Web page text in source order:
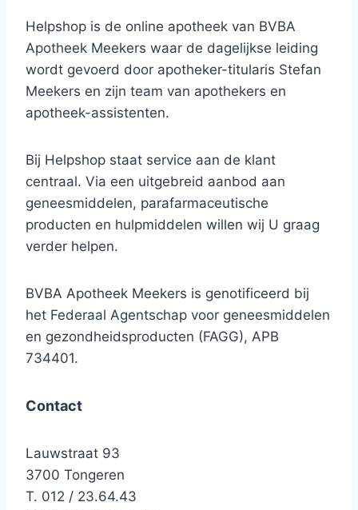
Helpshop is de online apotheek van BVBA
Apotheek Meekers waar de dagelijkse leiding
wordt gevoerd door apotheker-titularis Stefan
Meekers en zijn team van apothekers en
apotheek-assistenten.
Bij Helpshop staat service aan de klant
centraal. Via een uitgebreid aanbod aan
geneesmiddelen, parafarmaceutische
producten en hulpmiddelen willen wij U graag
verder helpen.
BVBA Apotheek Meekers is genotificeerd bij
het Federaal Agentschap voor geneesmiddelen
en gezondheidsproducten (FAGG), APB
734401.
Contact
Lauwstraat 93
3700 Tongeren
T. 012 / 23.64.43